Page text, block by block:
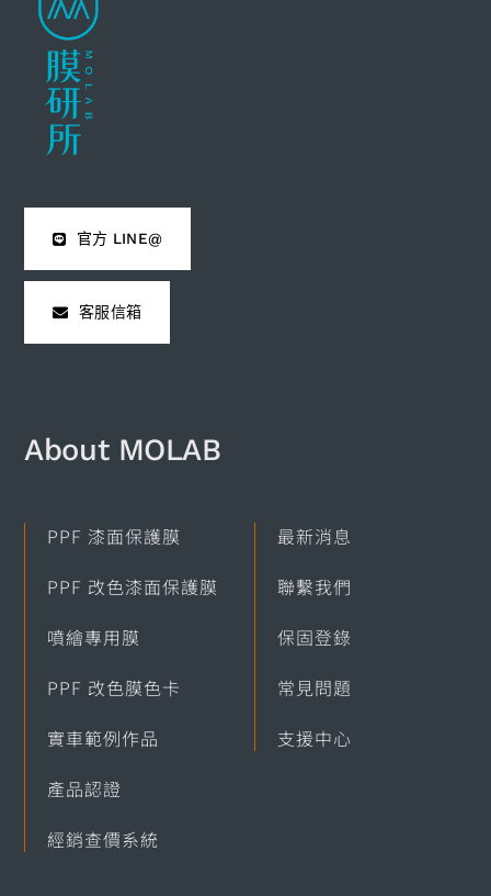
官方 LINE@
客服信箱
About MOLAB​
PPF 漆面保護膜
PPF 改色漆面保護膜
噴繪專用膜
PPF 改色膜色卡
實車範例作品
產品認證
經銷查價系統
最新消息
聯繫我們
保固登錄
常見問題
支援中心